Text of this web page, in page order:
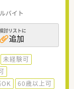
バイト
討リストに
追加
未経験可
60歳以上可